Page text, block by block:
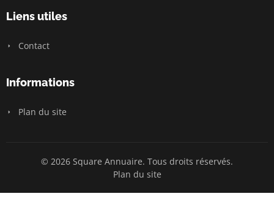
Liens utiles
Contact
Informations
Plan du site
© 2026 Square Annuaire. Tous droits réservés.
Plan du site